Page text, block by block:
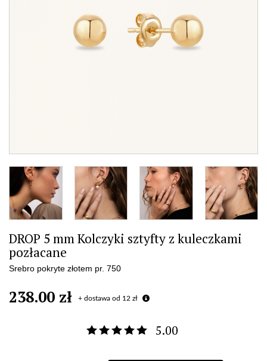
DROP 5 mm Kolczyki sztyfty z kuleczkami
pozłacane
Srebro pokryte złotem pr. 750
238.00 zł + dostawa od 12 zł
5.00